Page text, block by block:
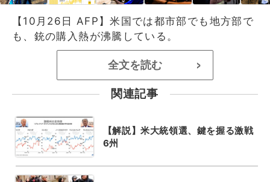
【10月26日 AFP】米国では都市部でも地方部で
も、銃の購入熱が沸騰している。
全文を読む >
関連記事
【解説】米大統領選、鍵を握る激戦
6州